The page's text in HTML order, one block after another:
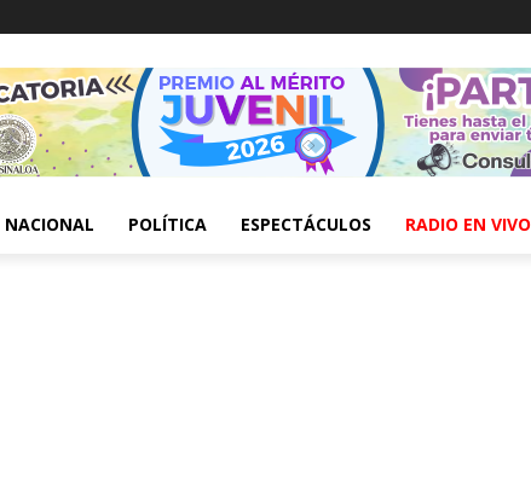
NACIONAL POLÍTICA ESPECTÁCULOS RADIO EN VIVO